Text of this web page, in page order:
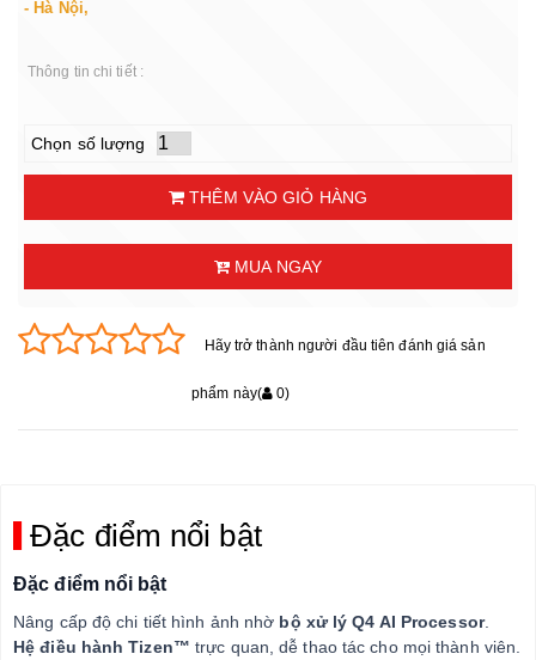
- Hà Nội,
Thông tin chi tiết :
Chọn số lượng
THÊM VÀO GIỎ HÀNG
MUA NGAY
Hãy trở thành người đầu tiên đánh giá sản
phẩm này( 0)
Đặc điểm nổi bật
Đặc điểm nổi bật
Nâng cấp độ chi tiết hình ảnh nhờ bộ xử lý Q4 AI Processor.
Hệ điều hành Tizen™ trực quan, dễ thao tác cho mọi thành viên.